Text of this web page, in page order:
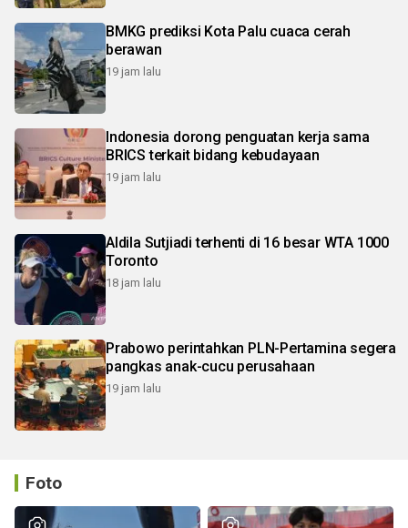
BMKG prediksi Kota Palu cuaca cerah
berawan
19 jam lalu
Indonesia dorong penguatan kerja sama
BRICS terkait bidang kebudayaan
19 jam lalu
Aldila Sutjiadi terhenti di 16 besar WTA 1000
Toronto
18 jam lalu
Prabowo perintahkan PLN-Pertamina segera
pangkas anak-cucu perusahaan
19 jam lalu
Foto